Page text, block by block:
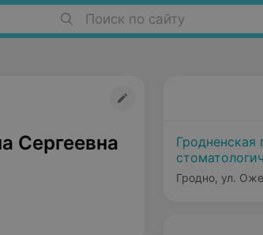
Поиск по сайту
Сергеевна
Гродненская
Филиал №1
Гродно, ул.